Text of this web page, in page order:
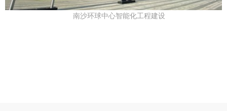
南沙环球中心智能化工程建设